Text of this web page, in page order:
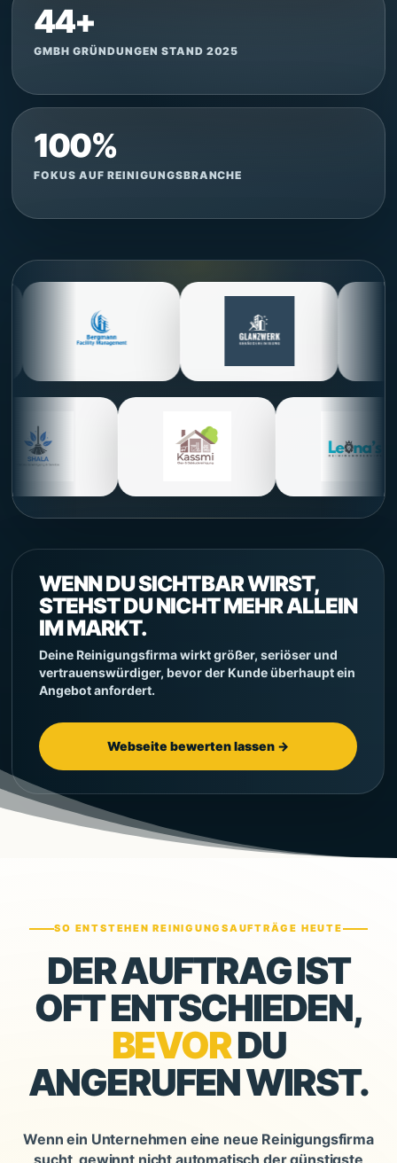
44+
GMBH GRÜNDUNGEN STAND 2025
100%
FOKUS AUF REINIGUNGSBRANCHE
WENN DU SICHTBAR WIRST,
STEHST DU NICHT MEHR ALLEIN
IM MARKT.
Deine Reinigungsfirma wirkt größer, seriöser und
vertrauenswürdiger, bevor der Kunde überhaupt ein
Angebot anfordert.
Webseite bewerten lassen →
SO ENTSTEHEN REINIGUNGSAUFTRÄGE HEUTE
DER AUFTRAG IST
OFT ENTSCHIEDEN,
BEVORDU
ANGERUFEN WIRST.
Wenn ein Unternehmen eine neue Reinigungsfirma